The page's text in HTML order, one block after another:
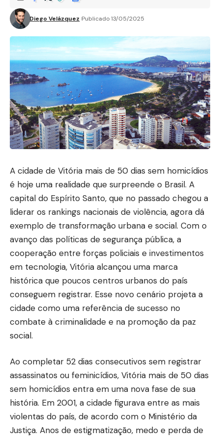
Diego Velázquez Publicado 13/05/2025
A cidade de Vitória mais de 50 dias sem homicídios
é hoje uma realidade que surpreende o Brasil. A
capital do Espírito Santo, que no passado chegou a
liderar os rankings nacionais de violência, agora dá
exemplo de transformação urbana e social. Com o
avanço das políticas de segurança pública, a
cooperação entre forças policiais e investimentos
em tecnologia, Vitória alcançou uma marca
histórica que poucos centros urbanos do país
conseguem registrar. Esse novo cenário projeta a
cidade como uma referência de sucesso no
combate à criminalidade e na promoção da paz
social.
Ao completar 52 dias consecutivos sem registrar
assassinatos ou feminicídios, Vitória mais de 50 dias
sem homicídios entra em uma nova fase de sua
história. Em 2001, a cidade figurava entre as mais
violentas do país, de acordo com o Ministério da
Justiça. Anos de estigmatização, medo e perda de